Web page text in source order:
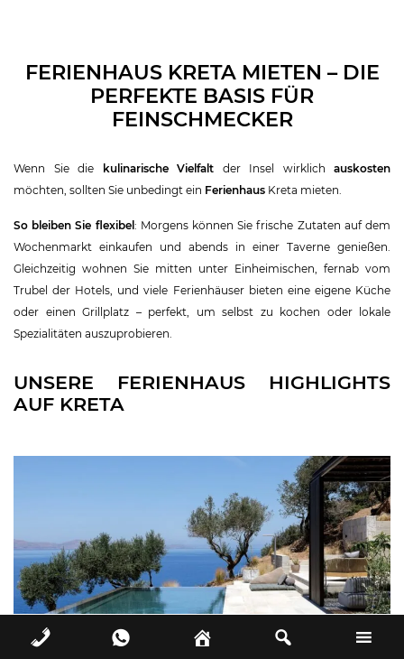
FERIENHAUS KRETA MIETEN – DIE
PERFEKTE BASIS FÜR
FEINSCHMECKER
Wenn Sie die kulinarische Vielfalt der Insel wirklich auskosten
möchten, sollten Sie unbedingt ein Ferienhaus Kreta mieten.
So bleiben Sie flexibel : Morgens können Sie frische Zutaten auf dem
Wochenmarkt einkaufen und abends in einer Taverne genießen.
Gleichzeitig wohnen Sie mitten unter Einheimischen, fernab vom
Trubel der Hotels, und viele Ferienhäuser bieten eine eigene Küche
oder einen Grillplatz – perfekt, um selbst zu kochen oder lokale
Spezialitäten auszuprobieren.
UNSERE FERIENHAUS HIGHLIGHTS
AUF KRETA